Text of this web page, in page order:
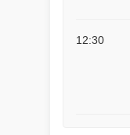
12:30